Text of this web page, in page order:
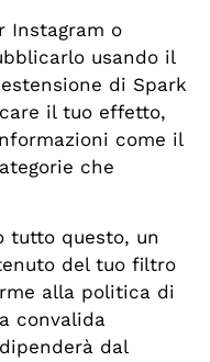
Instagram o
usando il
di Spark
il tuo effetto,
come il
che
tutto questo, un
del tuo filtro
alla politica di
convalida
dal